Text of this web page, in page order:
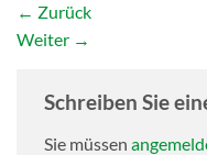
← Zurück
Weiter →
Schreiben Sie
Sie müssen